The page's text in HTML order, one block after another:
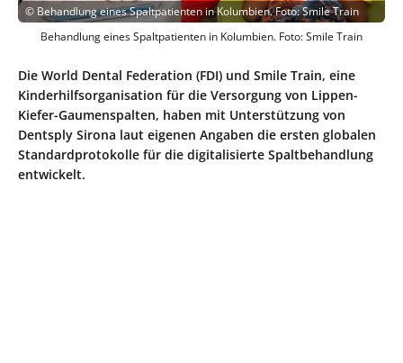
© Behandlung eines Spaltpatienten in Kolumbien. Foto: Smile Train
Behandlung eines Spaltpatienten in Kolumbien. Foto: Smile Train
Die World Dental Federation (FDI) und Smile Train, eine
Kinderhilfsorganisation für die Versorgung von Lippen-
Kiefer-Gaumenspalten, haben mit Unterstützung von
Dentsply Sirona laut eigenen Angaben die ersten globalen
Standardprotokolle für die digitalisierte Spaltbehandlung
entwickelt.